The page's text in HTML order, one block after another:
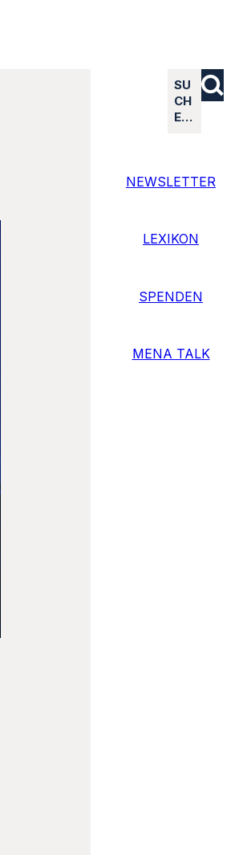
SU
CH
E…
NEWSLETTER
LEXIKON
SPENDEN
MENA TALK